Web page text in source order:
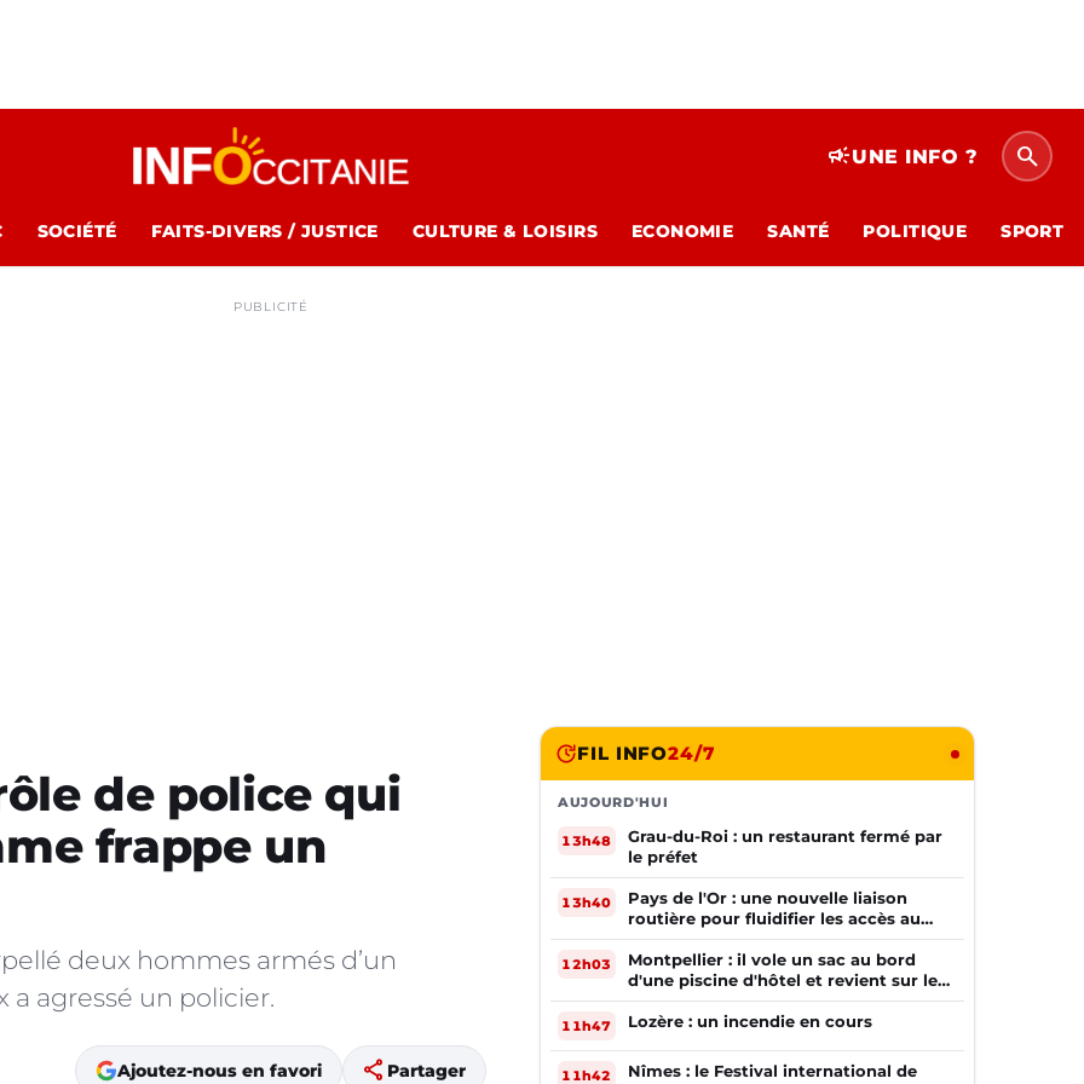
campaignUNE INFO ? search
SOCIÉTÉ FAITS-DIVERS / JUSTICE CULTURE & LOISIRS ECONOMIE SANTÉ POLITIQUE SPORT
PUBLICITÉ
de police qui
frappe un
deux hommes armés d’un
a agressé un policier.
Ajoutez-nous en favori share Partager
FIL INFO24/7
AUJOURD'HUI
13h48
Grau-du-Roi : un restaurant fermé par
le préfet
13h40
Pays de l'Or : une nouvelle liaison
routière pour fluidifier les accès au
PIOM
12h03
Montpellier : il vole un sac au bord
d'une piscine d'hôtel et revient sur les
lieux le lendemain
11h47 Lozère : un incendie en cours
11h42
Nîmes : le Festival international de